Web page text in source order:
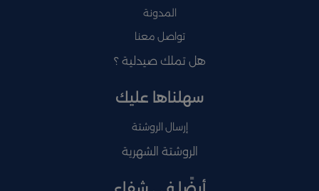
المدونة
تواصل معنا
هل تملك صيدلية ؟
سهلناها عليك
إرسال الروشتة
الروشتة الشهرية